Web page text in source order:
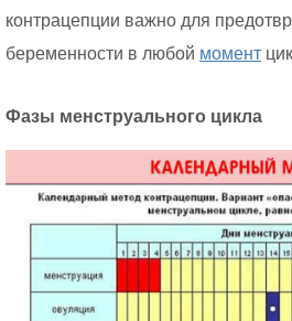
контрацепции важно для
беременности в любой момент
Фазы менструального цикла